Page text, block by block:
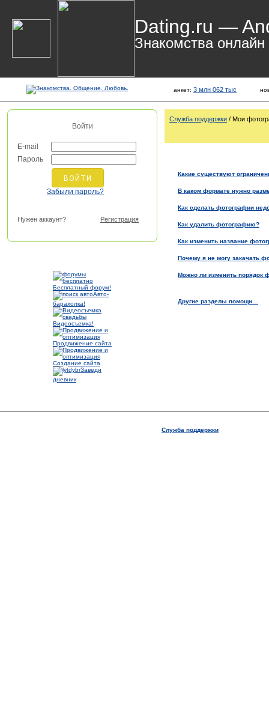
Dating.ru —
Знакомства онлайн
анкет: 3 млн 062 тыс
Войти
E-mail
Пароль
Забыли пароль?
Нужен аккаунт? Регистрация
Бесплатный форум!
Авто-
барахолка!
Видеосъемка!
Продвижение сайта
Создание сайта
Заведи
дневник
Служба поддержки / Мои
Какие существуют
В каком формате нужно
Как сделать фотографии
Как удалить фотографию?
Как изменить название
Почему я не могу закачать
Можно ли изменить порядок
Другие разделы помощи…
Служба поддержки